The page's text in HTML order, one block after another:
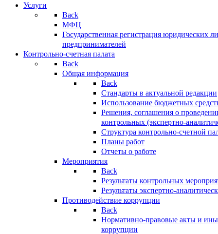
Услуги
Back
МФЦ
Государственная регистрация юридических
предпринимателей
Контрольно-счетная палата
Back
Общая информация
Back
Стандарты в актуальной редакции
Использование бюджетных
Решения, соглашения о
контрольных (экспертно-
Структура контрольно-счетной
Планы работ
Отчеты о работе
Мероприятия
Back
Результаты контрольных
Результаты экспертно-
Противодействие коррупции
Back
Нормативно-правовые акты и
коррупции